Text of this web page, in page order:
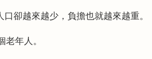
卻越來越少，負擔也就越來越重。
年人。